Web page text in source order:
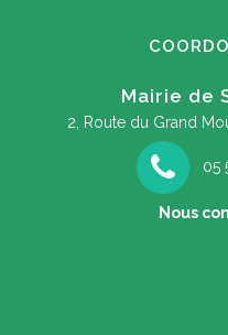
Mairie de
2, Route du Grand
05
Nous